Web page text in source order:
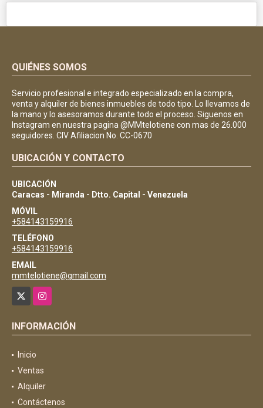
QUIÉNES SOMOS
Servicio profesional e integrado especializado en la compra,
venta y alquiler de bienes inmuebles de todo tipo. Lo llevamos de
la mano y lo asesoramos durante todo el proceso. Siguenos en
Instagram en nuestra pagina @MMtelotiene con mas de 26.000
seguidores. CIV Afiliacion No. CC-0670
UBICACIÓN Y CONTACTO
UBICACIÓN
Caracas - Miranda - Dtto. Capital - Venezuela
MÓVIL
+584143159916
TELÉFONO
+584143159916
EMAIL
mmtelotiene@gmail.com
Instagram
INFORMACIÓN
Inicio
Ventas
Alquiler
Contáctenos